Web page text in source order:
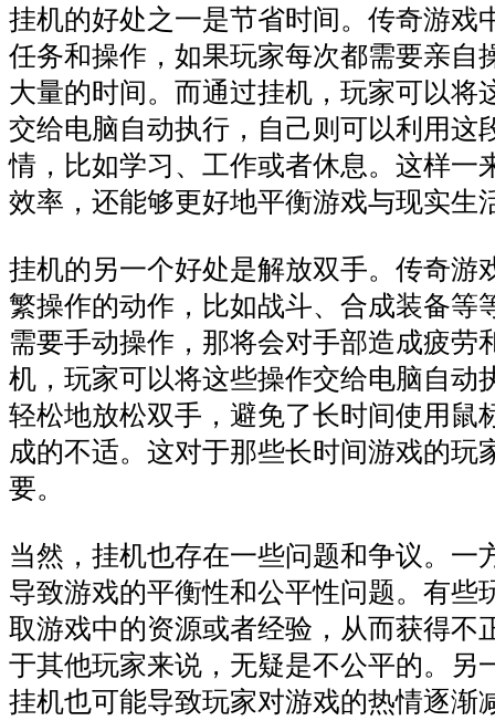
挂机的好处之一是节省时间。传奇游戏
任务和操作，如果玩家每次都需要亲自
大量的时间。而通过挂机，玩家可以将
交给电脑自动执行，自己则可以利用这
情，比如学习、工作或者休息。这样一
效率，还能够更好地平衡游戏与现实生
挂机的另一个好处是解放双手。传奇游
繁操作的动作，比如战斗、合成装备等
需要手动操作，那将会对手部造成疲劳
机，玩家可以将这些操作交给电脑自动
轻松地放松双手，避免了长时间使用鼠
成的不适。这对于那些长时间游戏的玩
要。
当然，挂机也存在一些问题和争议。一
导致游戏的平衡性和公平性问题。有些
取游戏中的资源或者经验，从而获得不
于其他玩家来说，无疑是不公平的。另
挂机也可能导致玩家对游戏的热情逐渐